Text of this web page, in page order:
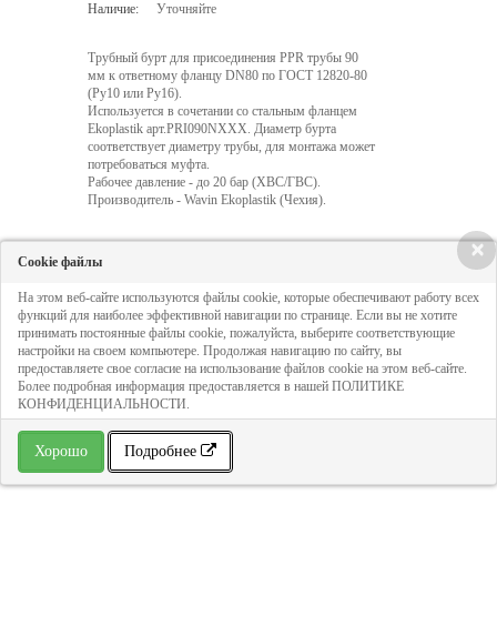
Наличие: Уточняйте
Трубный бурт для присоединения PPR трубы 90
мм к ответному фланцу DN80 по ГОСТ 12820-80
(Ру10 или Ру16).
Используется в сочетании со стальным фланцем
Ekoplastik арт.PRI090NXXX. Диаметр бурта
соответствует диаметру трубы, для монтажа может
потребоваться муфта.
Рабочее давление - до 20 бар (ХВС/ГВС).
Производитель - Wavin Ekoplastik (Чехия).
Кол-во:
432 руб
ДОБАВИТЬ В КОРЗИНУ
» В избранное
×
Cookie файлы
На этом веб-сайте используются файлы cookie, которые обеспечивают работу всех
функций для наиболее эффективной навигации по странице. Если вы не хотите
принимать постоянные файлы cookie, пожалуйста, выберите соответствующие
настройки на своем компьютере. Продолжая навигацию по сайту, вы
предоставляете свое согласие на использование файлов cookie на этом веб-сайте.
Более подробная информация предоставляется в нашей ПОЛИТИКЕ
КОНФИДЕНЦИАЛЬНОСТИ.
Хорошо Подробнее